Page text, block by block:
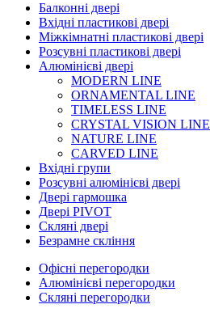
Балконні двері
Вхідні пластикові двері
Міжкімнатні пластикові двері
Розсувні пластикові двері
Алюмінієві двері
MODERN LINE
ORNAMENTAL LINE
TIMELESS LINE
CRYSTAL VISION LINE
NATURE LINE
CARVED LINE
Вхідні групи
Розсувні алюмінієві двері
Двері гармошка
Двері PIVOT
Скляні двері
Безрамне скління
Офісні перегородки
Алюмінієві перегородки
Скляні перегородки